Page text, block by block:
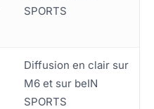
SPORTS
Diffusion en clair sur
M6 et sur beIN
SPORTS